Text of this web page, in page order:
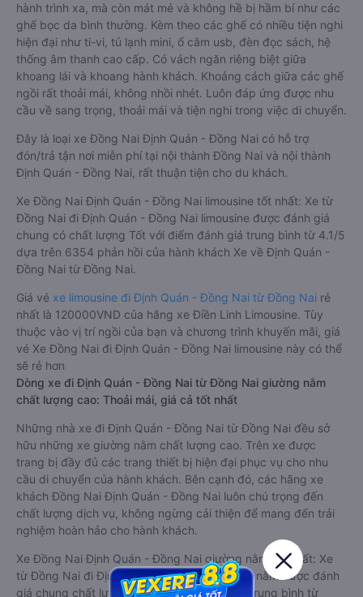
hành trình xa, mà còn mát mẻ và không hề bị hầm bí như các
ghế bọc da bình thường. Kèm theo các ghế có nhiều tiện nghi
hiện đại như ti-vi, tủ lạnh mini, ổ cắm usb, đèn đọc sách, hệ
thống âm thanh cao cấp. Có vách ngăn riêng biệt giữa
khoang lái và khoang hành khách. Khoảng cách giữa các ghế
ngồi rất thoải mái, không nhồi nhét. Luôn đáp ứng được nhu
cầu về sang trọng, thoải mái và tiện nghi trong việc di chuyển.
Đây là loại xe Đồng Nai Định Quán - Đồng Nai có hỗ trợ
đón/trả tận nơi miễn phí tại nội thành Đồng Nai và nội thành
Định Quán - Đồng Nai, rất thuận tiện cho du khách.
Xe Đồng Nai Định Quán - Đồng Nai limousine tốt nhất: Xe từ
Đồng Nai đi Định Quán - Đồng Nai limousine được đánh giá
chung có chất lượng Tốt với điểm đánh giá trung bình từ 4.1/5
dựa trên 6354 phản hồi của hành khách Xe về Định Quán -
Đồng Nai từ Đồng Nai.
Giá vé xe limousine đi Định Quán - Đồng Nai từ Đồng Nai rẻ
nhất là 120000VND của hãng xe Điền Linh Limousine. Tùy
thuộc vào vị trí ngồi của bạn và chương trình khuyến mãi, giá
vé Xe Đồng Nai đi Định Quán - Đồng Nai limousine này có thể
sẽ rẻ hơn
Dòng xe đi Định Quán - Đồng Nai từ Đồng Nai giường nằm
chất lượng cao: Thoải mái, giá cả tốt nhất
Những nhà xe đi Định Quán - Đồng Nai từ Đồng Nai đều sở
hữu những xe giường nằm chất lượng cao. Trên xe được
trang bị đầy đủ các trang thiết bị hiện đại phục vụ cho nhu
cầu di chuyển của hành khách. Bên cạnh đó, các hãng xe
khách Đồng Nai Định Quán - Đồng Nai luôn chú trọng đến
chất lượng dịch vụ, không ngừng cải thiện để mang đến trải
nghiệm hoàn hảo cho hành khách.
Xe Đồng Nai Định Quán - Đồng Nai giường nằm tốt nhất: Xe
từ Đồng Nai đi Định Quán - Đồng Nai giường nằm được đánh
giá chung chất lượng Tốt với điểm đánh giá trung bình từ